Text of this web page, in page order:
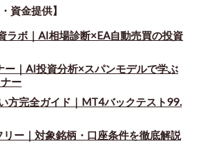
資金提供】
ラボ｜AI相場診断×EA自動売買の投資
ー ｜ AI投資分析×スパンモデルで学ぶ
ー
方完全ガイド｜MT4バックテスト99.
リー ｜ 対象銘柄・口座条件を徹底解説